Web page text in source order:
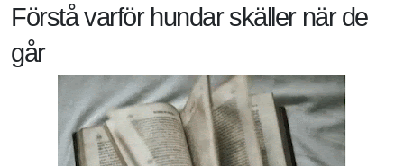
Förstå varför hundar skäller när de
går